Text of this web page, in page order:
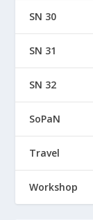
SN 30
SN 31
SN 32
SoPaN
Travel
Workshop